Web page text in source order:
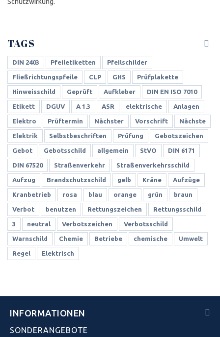
TAGS
DIN 2403 Pfeiletiketten Pfeilschilder
Fließrichtungspfeile CLP GHS Prüfplakette
Hinweisschild Geprüft Aufkleber DIN EN ISO 7010
Etikett DGUV A 1.3 ASR elektrische Anlagen
Elektro Prüftermin Nächster Vorschrift Nächste
Elektrik Selbstbeschriften Prüfung Gebotszeichen
Gebot Gebotsschild allgemein StVO DIN 6171
DIN 67520 Straßenverkehr Straßenverkehrsschild
Aufzug Brandschutzschild gelb Kräne Aufzüge
Kranbetrieb rosa blau orange grün braun
Verbot benutzen Rettungszeichen Rettungsschild
3 neutral Verbotszeichen Verbotsschild
Warnschild Chemie Betriebe chemische Umwelt
Regel Elektrisch
INFORMATIONEN
SONDERANGEBOTE